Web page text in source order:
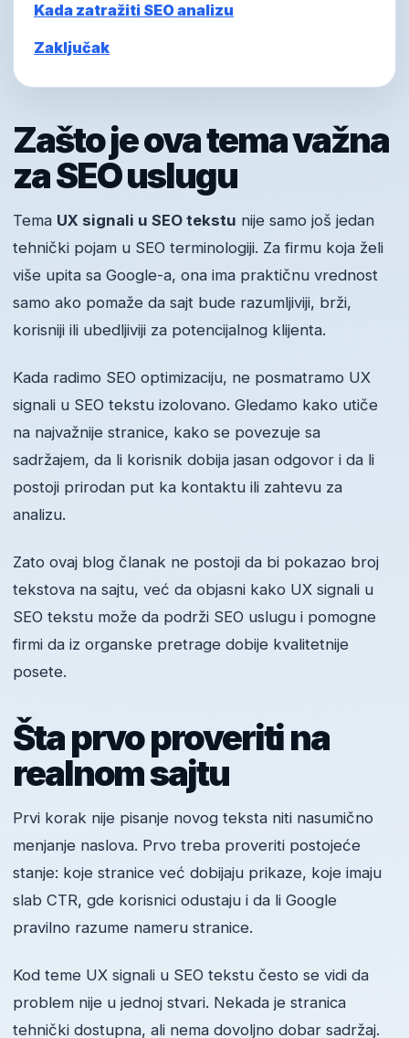
Kada zatražiti SEO analizu
Zaključak
Zašto je ova tema važna
za SEO uslugu
Tema UX signali u SEO tekstu nije samo još jedan
tehnički pojam u SEO terminologiji. Za firmu koja želi
više upita sa Google-a, ona ima praktičnu vrednost
samo ako pomaže da sajt bude razumljiviji, brži,
korisniji ili ubedljiviji za potencijalnog klijenta.
Kada radimo SEO optimizaciju, ne posmatramo UX
signali u SEO tekstu izolovano. Gledamo kako utiče
na najvažnije stranice, kako se povezuje sa
sadržajem, da li korisnik dobija jasan odgovor i da li
postoji prirodan put ka kontaktu ili zahtevu za
analizu.
Zato ovaj blog članak ne postoji da bi pokazao broj
tekstova na sajtu, već da objasni kako UX signali u
SEO tekstu može da podrži SEO uslugu i pomogne
firmi da iz organske pretrage dobije kvalitetnije
posete.
Šta prvo proveriti na
realnom sajtu
Prvi korak nije pisanje novog teksta niti nasumično
menjanje naslova. Prvo treba proveriti postojeće
stanje: koje stranice već dobijaju prikaze, koje imaju
slab CTR, gde korisnici odustaju i da li Google
pravilno razume nameru stranice.
Kod teme UX signali u SEO tekstu često se vidi da
problem nije u jednoj stvari. Nekada je stranica
tehnički dostupna, ali nema dovoljno dobar sadržaj.